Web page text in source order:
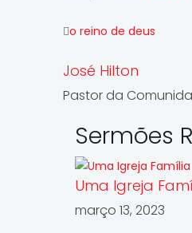
o reino de deus
José Hilton
Pastor da
Sermões
Uma Igreja
março 13, 2023